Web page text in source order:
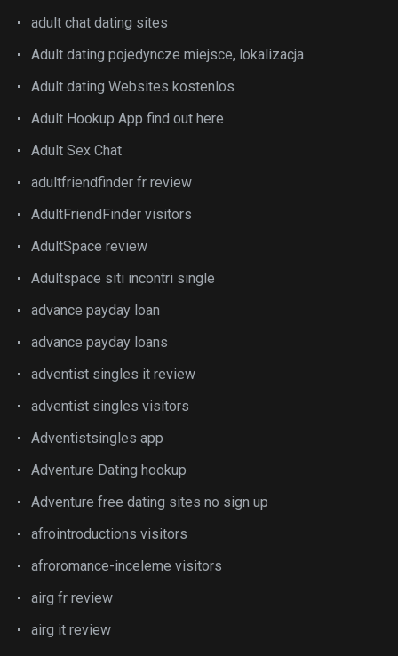
adult chat dating sites
Adult dating pojedyncze miejsce, lokalizacja
Adult dating Websites kostenlos
Adult Hookup App find out here
Adult Sex Chat
adultfriendfinder fr review
AdultFriendFinder visitors
AdultSpace review
Adultspace siti incontri single
advance payday loan
advance payday loans
adventist singles it review
adventist singles visitors
Adventistsingles app
Adventure Dating hookup
Adventure free dating sites no sign up
afrointroductions visitors
afroromance-inceleme visitors
airg fr review
airg it review